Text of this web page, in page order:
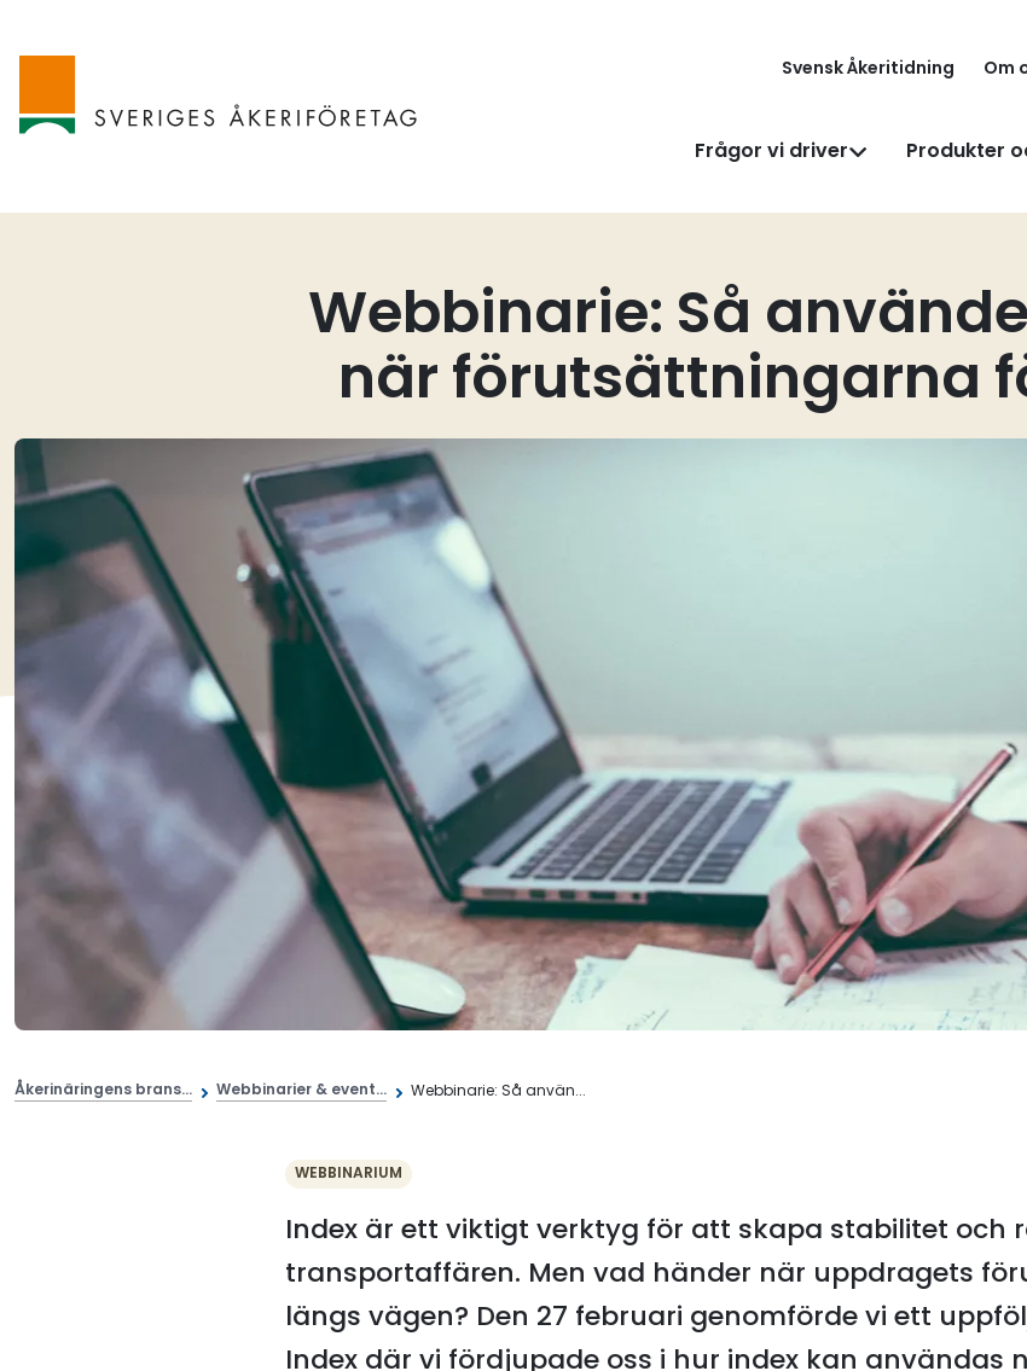
Svensk Åkeritidning Om
Frågor vi driver Produkter
Webbinarie: Så
när förutsättningarna
Åkerinäringens brans... Webbinarier & event... Webbinarie: Så använ...
WEBBINARIUM
Index är ett viktigt verktyg för att skapa stabilitet och
transportaffären. Men vad händer när uppdragets
längs vägen? Den 27 februari genomförde vi ett
Index där vi fördjupade oss i hur index kan användas